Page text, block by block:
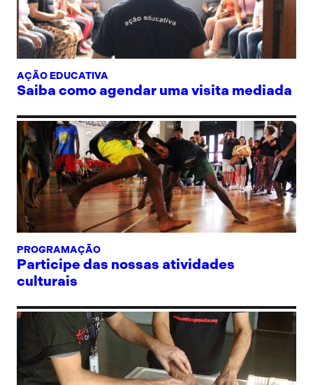
AÇÃO EDUCATIVA
Saiba como agendar uma visita mediada
PROGRAMAÇÃO
Participe das nossas atividades
culturais